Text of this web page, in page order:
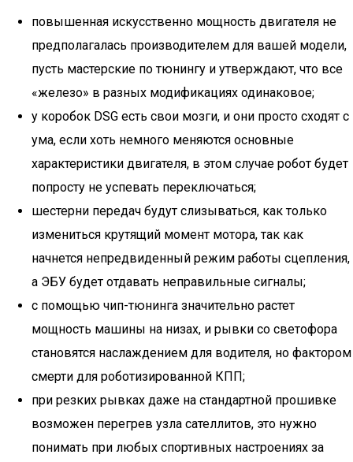
повышенная искусственно мощность двигателя не
предполагалась производителем для вашей модели,
пусть мастерские по тюнингу и утверждают, что все
«железо» в разных модификациях одинаковое;
у коробок DSG есть свои мозги, и они просто сходят с
ума, если хоть немного меняются основные
характеристики двигателя, в этом случае робот будет
попросту не успевать переключаться;
шестерни передач будут слизываться, как только
измениться крутящий момент мотора, так как
начнется непредвиденный режим работы сцепления,
а ЭБУ будет отдавать неправильные сигналы;
с помощью чип-тюнинга значительно растет
мощность машины на низах, и рывки со светофора
становятся наслаждением для водителя, но фактором
смерти для роботизированной КПП;
при резких рывках даже на стандартной прошивке
возможен перегрев узла сателлитов, это нужно
понимать при любых спортивных настроениях за